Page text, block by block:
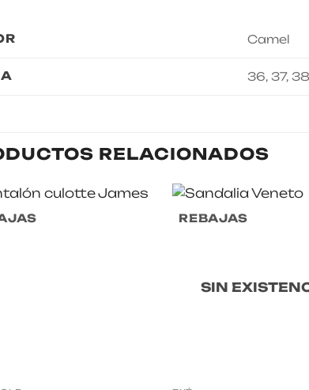
Camel
36, 37,
RELACIONADOS
REBAJAS
SIN